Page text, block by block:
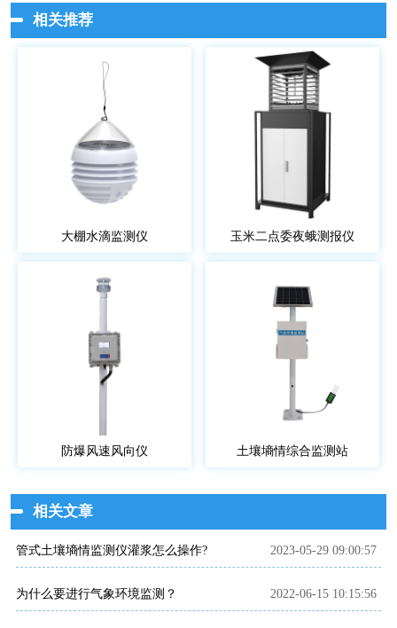
相关推荐
大棚水滴监测仪 玉米二点委夜蛾测报仪
防爆风速风向仪 土壤墒情综合监测站
相关文章
管式土壤墒情监测仪灌浆怎么操作? 2023-05-29 09:00:57
为什么要进行气象环境监测？ 2022-06-15 10:15:56